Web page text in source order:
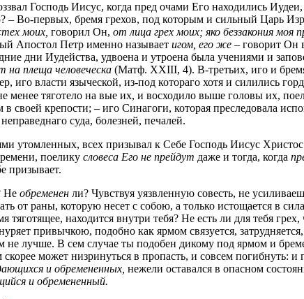
Господь Иисус, когда пред очами Его находились
– Во-первых, бремя грехов, под которым и сильный Царь
моих, говорил Он, от лица грех моих; яко беззакония
Апостол Петр именно называет игом, его же – говорит Он
дни Иудейства, удвоена и утроена была учениями и
на плеща человеческа (Матф. XXIII, 4). В-третьих, иго и
власти языческой, из-под котораго хотя и силились
менее тяготело на вые их, и восходило выше головы их,
своей крепости; – иго Синагоги, которая преследовала
суда, болезней, печалей.
утомленных, всех призывал к Себе Господь Иисус
поелику словеса Его не прейдут даже и тогда, когда
призывает.
Не обременен ли? Чувствуя уязвленную совесть, не
от раны, которую несет с собою, а только истощается в
находится внутри тебя? Не есть ли для тебя
привычкою, подобно как ярмом связуется,
лучше. В сем случае ты подобен дикому под ярмом и
может низринуться в пропасть, и совсем погибнуть:
и обремененных, нежели оставался в опасном
и обремененный.